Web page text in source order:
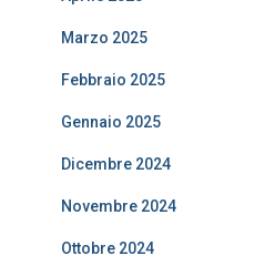
Marzo 2025
Febbraio 2025
Gennaio 2025
Dicembre 2024
Novembre 2024
Ottobre 2024